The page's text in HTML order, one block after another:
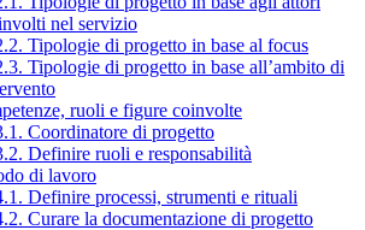
nel servizio
Tipologie di progetto in base al focus
Tipologie di progetto in base all’ambito di
ruoli e figure coinvolte
Coordinatore di progetto
Definire ruoli e responsabilità
di lavoro
Definire processi, strumenti e rituali
Curare la documentazione di progetto